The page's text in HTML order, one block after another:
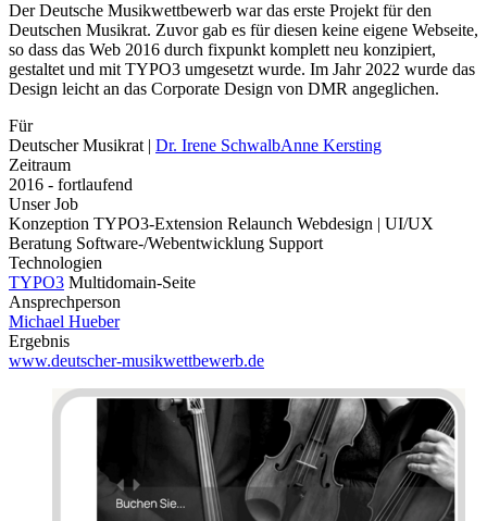
Der Deutsche Musikwettbewerb war das erste Projekt für den
Deutschen Musikrat. Zuvor gab es für diesen keine eigene Webseite,
so dass das Web 2016 durch fixpunkt komplett neu konzipiert,
gestaltet und mit TYPO3 umgesetzt wurde. Im Jahr 2022 wurde das
Design leicht an das Corporate Design von DMR angeglichen.
Für
Deutscher Musikrat | Dr. Irene SchwalbAnne Kersting
Zeitraum
2016 - fortlaufend
Unser Job
Konzeption TYPO3-Extension Relaunch Webdesign | UI/UX
Beratung Software-/Webentwicklung Support
Technologien
TYPO3 Multidomain-Seite
Ansprechperson
Michael Hueber
Ergebnis
www.deutscher-musikwettbewerb.de